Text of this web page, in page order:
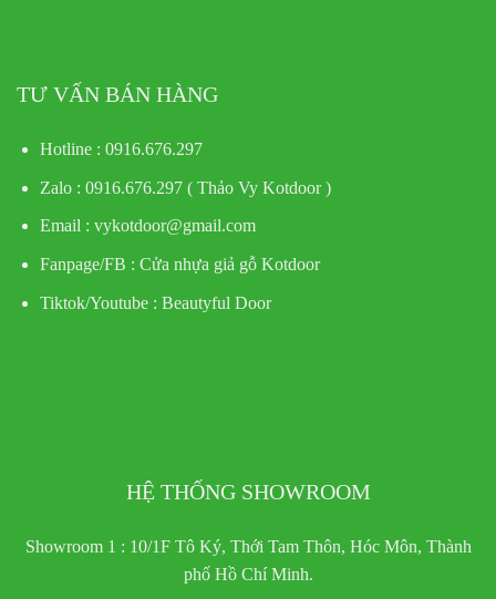
TƯ VẤN BÁN HÀNG
Hotline : 0916.676.297
Zalo : 0916.676.297 ( Thảo Vy Kotdoor )
Email : vykotdoor@gmail.com
Fanpage/FB : Cửa nhựa giả gỗ Kotdoor
Tiktok/Youtube : Beautyful Door
HỆ THỐNG SHOWROOM
Showroom 1 : 10/1F Tô Ký, Thới Tam Thôn, Hóc Môn, Thành
phố Hồ Chí Minh.